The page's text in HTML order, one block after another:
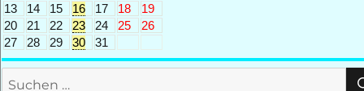
13
14 15 16 17 18
19
20
21 22 23 24 25
26
27
28 29 30 31
Suchen